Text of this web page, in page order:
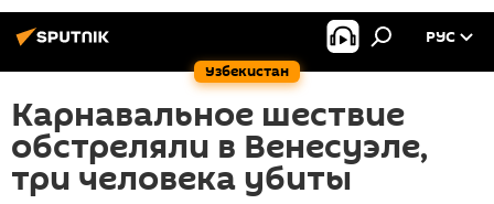
Узбекистан
РУС
Карнавальное шествие
обстреляли в Венесуэле,
три человека убиты